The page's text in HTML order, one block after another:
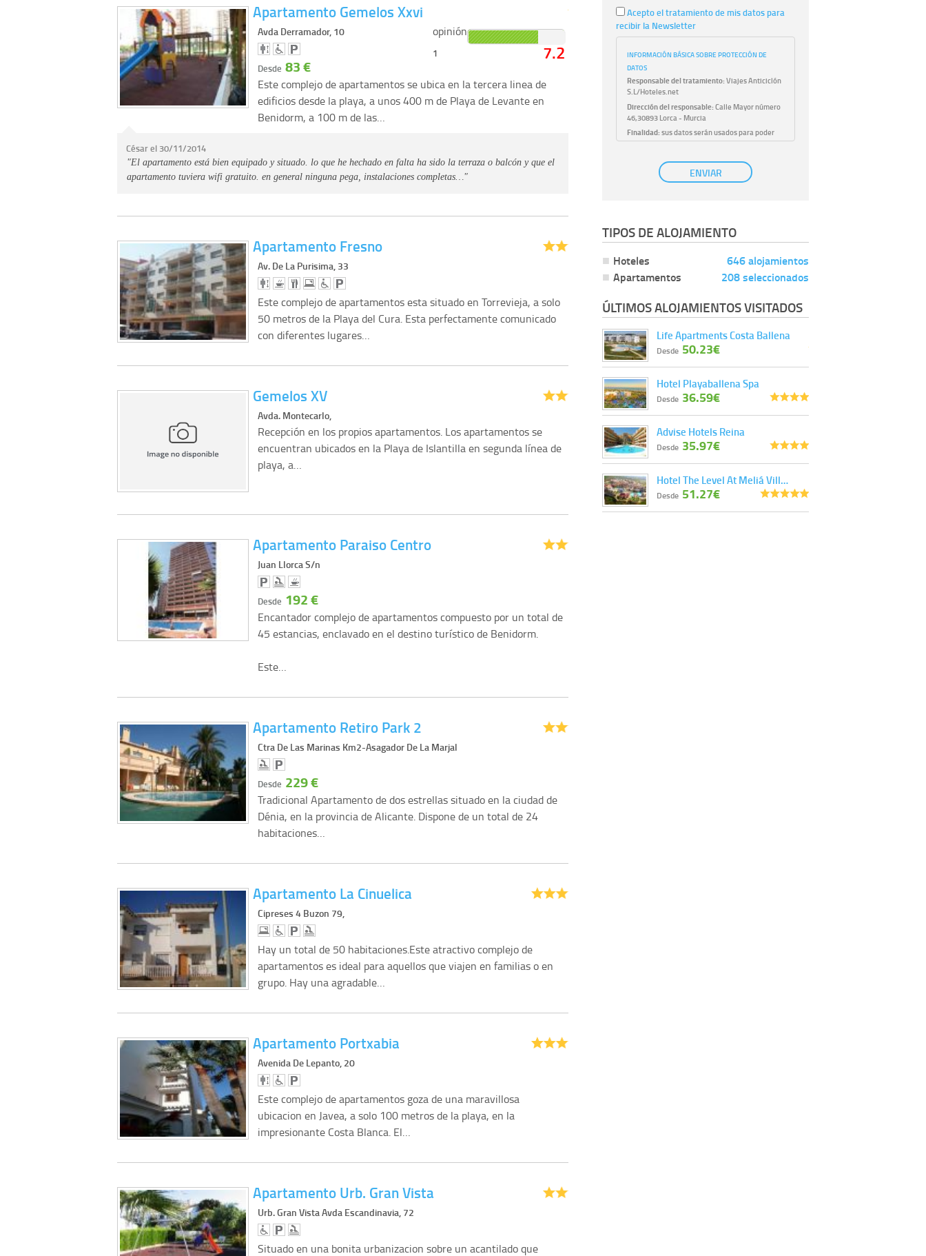
Apartamento Gemelos Xxvi
Avda Derramador, 10
Desde 83 €
1
opinión
7.2
Este complejo de apartamentos se ubica en la tercera linea de
edificios desde la playa, a unos 400 m de Playa de Levante en
Benidorm, a 100 m de las…
César el 30/11/2014
"El apartamento está bien equipado y situado. lo que he hechado en falta ha sido la terraza o balcón y que el
apartamento tuviera wifi gratuito. en general ninguna pega, instalaciones completas…"
Apartamento Fresno
Av. De La Purisima, 33
Este complejo de apartamentos esta situado en Torrevieja, a solo
50 metros de la Playa del Cura. Esta perfectamente comunicado
con diferentes lugares…
Gemelos XV
Avda. Montecarlo,
Recepción en los propios apartamentos. Los apartamentos se
encuentran ubicados en la Playa de Islantilla en segunda línea de
playa, a…
Apartamento Paraiso Centro
Juan Llorca S/n
Desde 192 €
Encantador complejo de apartamentos compuesto por un total de
45 estancias, enclavado en el destino turístico de Benidorm.
Este…
Apartamento Retiro Park 2
Ctra De Las Marinas Km2-Asagador De La Marjal
Desde 229 €
Tradicional Apartamento de dos estrellas situado en la ciudad de
Dénia, en la provincia de Alicante. Dispone de un total de 24
habitaciones…
Apartamento La Cinuelica
Cipreses 4 Buzon 79,
Hay un total de 50 habitaciones.Este atractivo complejo de
apartamentos es ideal para aquellos que viajen en familias o en
grupo. Hay una agradable…
Apartamento Portxabia
Avenida De Lepanto, 20
Este complejo de apartamentos goza de una maravillosa
ubicacion en Javea, a solo 100 metros de la playa, en la
impresionante Costa Blanca. El…
Apartamento Urb. Gran Vista
Urb. Gran Vista Avda Escandinavia, 72
Situado en una bonita urbanizacion sobre un acantilado que
Acepto el tratamiento de mis datos para
recibir la Newsletter
INFORMACIÓN BÁSICA SOBRE PROTECCIÓN DE
DATOS
Responsable del tratamiento:Viajes Anticiclón
S.L/Hoteles.net
Dirección del responsable:Calle Mayor número
46,30893 Lorca - Murcia
Finalidad:sus datos serán usados para poder
atender sus solicitudes y prestarle nuestros
Publicidad: solo le enviaremos publicidad con su
autorización previa, que podrá facilitarnos
con su consentimiento previo, que podrá
facilitarnos mediante la casilla correspondiente
Destinatarios:
con carácter general, sólo el
personal de nuestra entidad que esté
No se comunicarán datos a terceros.
información tenemos sobre usted, corregirla y
eliminarla, tal y como se explica en la
información adicional disponible en nuestra
página web.
Información complementaria:Puede consultar
la información adicional y detallada sobre cómo
tratamos sus datos en lapolítica de privacidad
ENVIAR
TIPOS DE ALOJAMIENTO
Hoteles
646 alojamientos
Apartamentos
208 seleccionados
ÚLTIMOS ALOJAMIENTOS VISITADOS
Life Apartments Costa Ballena
Desde 50.23€
Hotel Playaballena Spa
Desde 36.59€
Advise Hotels Reina
Desde 35.97€
Hotel The Level At Meliá Vill…
Desde 51.27€